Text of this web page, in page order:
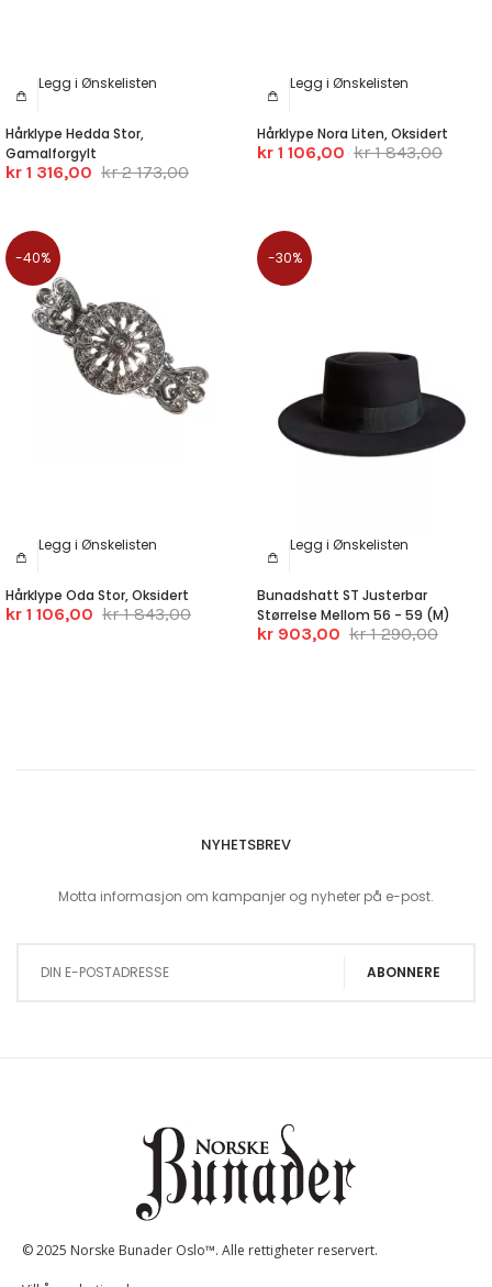
Legg i Ønskelisten
Hårklype Hedda Stor,
Gamalforgylt
kr 1 316,00 kr 2 173,00
Legg i Ønskelisten
Hårklype Nora Liten, Oksidert
kr 1 106,00 kr 1 843,00
-40%
Legg i Ønskelisten
Hårklype Oda Stor, Oksidert
kr 1 106,00 kr 1 843,00
-30%
Legg i Ønskelisten
Bunadshatt ST Justerbar
Størrelse Mellom 56 - 59 (M)
kr 903,00 kr 1 290,00
NYHETSBREV
Motta informasjon om kampanjer og nyheter på e-post.
ABONNERE
© 2025 Norske Bunader Oslo™. Alle rettigheter reservert.